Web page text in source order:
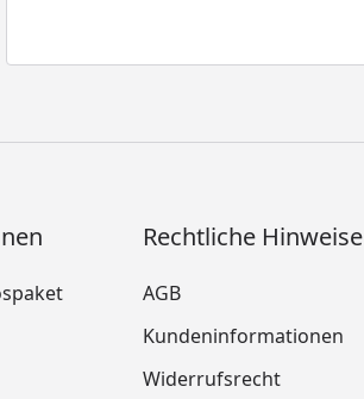
Rechtliche Hinweise
AGB
Kundeninformationen
Widerrufsrecht